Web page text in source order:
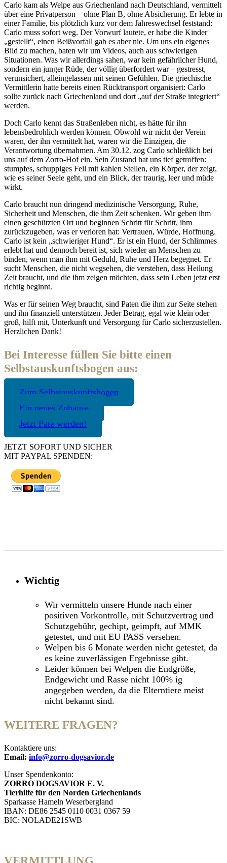
Carlo kam als Welpe aus Griechenland nach Deutschland, vermittelt
über eine Privatperson – ohne Plan B, ohne Absicherung. Er lebte in
einer Familie, bis plötzlich kurz vor dem Jahreswechsel feststand:
Carlo muss sofort weg. Der Vorwurf lautete, er habe die Kinder
„gestellt“, einen Beißvorfall gab es aber nie. Um uns ein eigenes
Bild zu machen, baten wir um Videos, auch aus schwierigen
Situationen. Was wir allerdings sahen, war kein gefährlicher Hund,
sondern ein junger Rüde, der völlig überfordert war – gestresst,
verunsichert, alleingelassen mit seinen Gefühlen. Die griechische
Vermittlerin hatte bereits einen Rücktransport organisiert: Carlo
sollte zurück nach Griechenland und dort „auf der Straße integriert“
werden.
Doch Carlo kennt das Straßenleben nicht, es hätte für ihn
lebensbedrohlich werden können. Obwohl wir nicht der Verein
waren, der ihn vermittelt hat, waren wir die Einzigen, die
Verantwortung übernahmen. Am 30.12. zog Carlo schließlich bei
uns auf dem Zorro-Hof ein. Sein Zustand hat uns tief getroffen:
stumpfes, schuppiges Fell mit kahlen Stellen, ein Körper, der zeigt,
wie es seiner Seele geht, und ein Blick, der traurig, leer und müde
wirkt.
Carlo braucht nun dringend medizinische Versorgung, Ruhe,
Sicherheit und Menschen, die ihm Zeit schenken. Wir geben ihm
einen geschützten Ort und beginnen Schritt für Schritt, ihm
zurückzugeben, was er verloren hat: Vertrauen, Würde, Hoffnung.
Carlo ist kein „schwieriger Hund“. Er ist ein Hund, der Schlimmes
erlebt hat und dennoch bereit ist, sich wieder an Menschen zu
binden, wenn man ihm mit Geduld, Ruhe und Herz begegnet. Er
sucht Menschen, die nicht wegsehen, die verstehen, dass Heilung
Zeit braucht, und die ihm zeigen möchten, dass sein Leben jetzt erst
richtig beginnt.
Was er für seinen Weg braucht, sind Paten die ihm zur Seite stehen
und ihn finanziell unterstützen. Jeder Betrag, egal wie klein oder
groß, hilft mit, Unterkunft und Versorgung für Carlo sicherzustellen.
Herzlichen Dank!
Bei Interesse füllen Sie bitte einen
Selbstauskunftsbogen aus:
Zum Selbstauskunftsbogen
Ein neues Zuhause
Jetzt Pate werden!
JETZT SOFORT UND SICHER
MIT PAYPAL SPENDEN:
Wichtig
Wir vermitteln unsere Hunde nach einer
positiven Vorkontrolle, mit Schutzvertrag und
Schutzgebühr, gechipt, geimpft, auf MMK
getestet, und mit EU PASS versehen.
Welpen bis 6 Monate werden nicht getestet, da
es keine zuverlässigen Ergebnisse gibt.
Leider können bei Welpen die Endgröße,
Endgewicht und Rasse nicht 100% ig
angegeben werden, da die Elterntiere meist
nicht bekannt sind.
WEITERE FRAGEN?
Kontaktiere uns:
Email: info@zorro-dogsavior.de
Unser Spendenkonto:
ZORRO DOGSAVIOR E. V.
Tierhilfe für den Norden Griechenlands
Sparkasse Hameln Weserbergland
IBAN: DE86 2545 0110 0031 0367 59
BIC: NOLADE21SWB